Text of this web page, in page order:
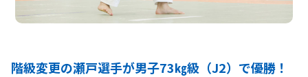
階級変更の瀬戸選手が男子73㎏級（J2）で優勝！